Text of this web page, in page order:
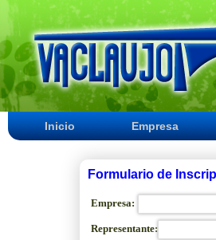
Inicio Empresa
Formulario de
Empresa:
Representante: